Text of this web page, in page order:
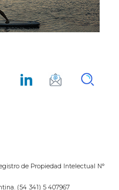
de Propiedad Intelectual N°
(54 341) 5 407967